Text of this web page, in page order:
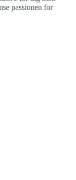
passionen for